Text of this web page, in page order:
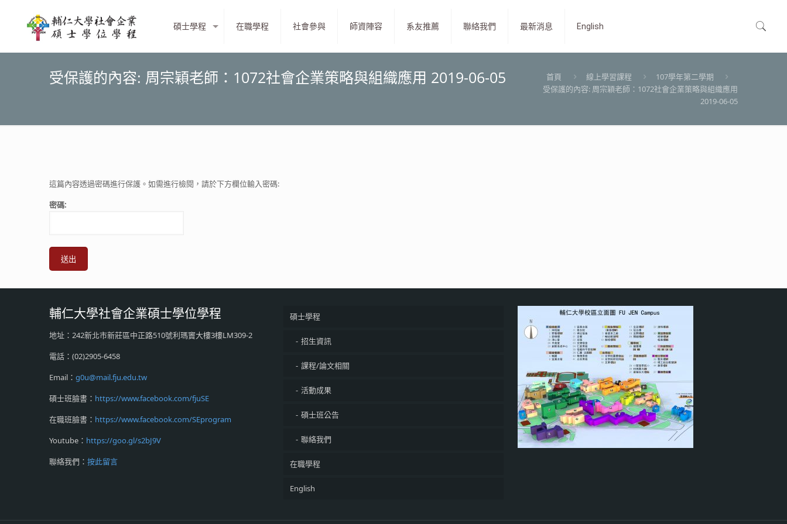
碩士學程 在職學程 社會參與 師資陣容 系友推薦 聯絡我們 最新消息 English
受保護的內容: 周宗穎老師：1072社會企業策略與組織應用 2019-06-05 首頁 線上學習課程
107學年第二學期
受保護的內容: 周宗穎老師：1072社會企業策略與組織應用
2019-06-05
這篇內容透過密碼進行保護。如需進行檢閱，請於下方欄位輸入密碼:
密碼:
輔仁大學社會企業碩士學位學程
地址：242新北市新莊區中正路510號利瑪竇大樓3樓LM309-2
電話：(02)2905-6458
Email： g0u@mail.fju.edu.tw
碩士班臉書： https://www.facebook.com/fjuSE
在職班臉書： https://www.facebook.com/SEprogram
Youtube： https://goo.gl/s2bJ9V
聯絡我們： 按此留言
碩士學程
招生資訊
課程/論文相關
活動成果
碩士班公告
聯絡我們
在職學程
English